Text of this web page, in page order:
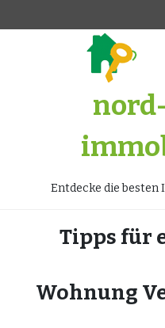
Entdecke die
Tipps für
Wohnung